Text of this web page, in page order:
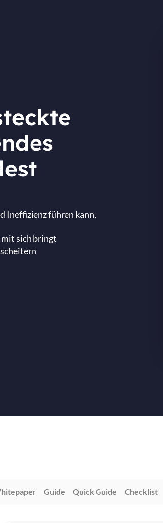
Ineffizienz führen kann,
sich bringt
Guide Quick Guide Checklist